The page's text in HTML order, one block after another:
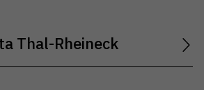
Thal-Rheineck